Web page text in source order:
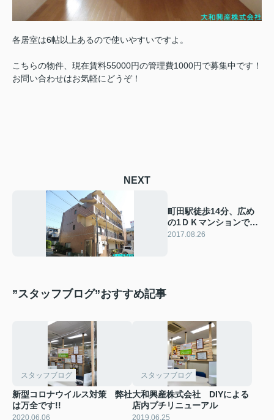
各居室は6帖以上あるので使いやすいですよ。
こちらの物件、現在賃料55000円の管理費1000円で募集中です！
お問い合わせはお気軽にどうぞ！
NEXT
町田駅徒歩14分、広め
の1ＤＫマンションで
す！
2017.08.26
”スタッフブログ”おすすめ記事
スタッフブログ
新型コロナウイルス対策 弊社
は万全です!!
2020.06.06
スタッフブログ
大和興産株式会社 DIYによる
店内プチリニューアル
2019.06.25